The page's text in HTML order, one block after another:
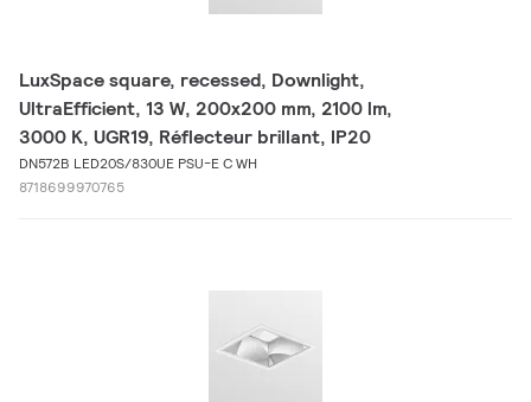
LuxSpace square, recessed, Downlight,
UltraEfficient, 13 W, 200x200 mm, 2100 lm,
3000 K, UGR19, Réflecteur brillant, IP20
DN572B LED20S/830UE PSU-E C WH
8718699970765